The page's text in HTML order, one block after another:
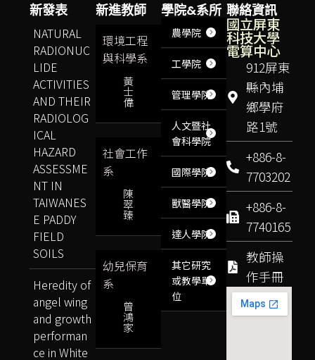
聯絡資訊
國立屏東
科技大學
電算中心
912屏東
縣內埔
鄉學府
路1號
+886-8-
7703202
+886-8-
7740165
教師操
作手冊
學院&系所
農學院
工學院
管理學院
人文暨社
會科學院
國際學院
獸醫學院
達人學院
其它研究
或教學單
位
新進教師
環境工程
與科學系
黃
士
偉
社會工作
系
陳
翠
臻
幼兒保育
系
曾
鴻
家
新發表
NATURAL
RADIONUC
LIDE
ACTIVITIES
AND THEIR
RADIOLOG
ICAL
HAZARD
ASSESSME
NT IN
TAIWANES
E PADDY
FIELD
SOILS
Heredity of
angel wing
and growth
performan
ce in White